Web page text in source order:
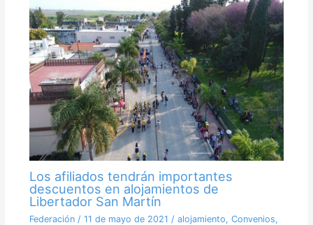
Los afiliados tendrán importantes
descuentos en alojamientos de
Libertador San Martín
Federación/ 11 de mayo de 2021 / alojamiento, Convenios,